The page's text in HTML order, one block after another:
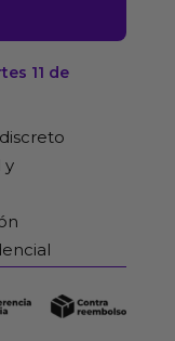
11 de
y